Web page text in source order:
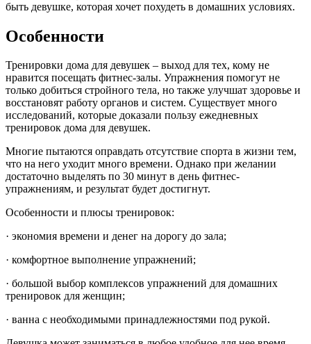
быть девушке, которая хочет похудеть в домашних условиях.
Особенности
Тренировки дома для девушек – выход для тех, кому не
нравится посещать фитнес-залы. Упражнения помогут не
только добиться стройного тела, но также улучшат здоровье и
восстановят работу органов и систем. Существует много
исследований, которые доказали пользу ежедневных
тренировок дома для девушек.
Многие пытаются оправдать отсутствие спорта в жизни тем,
что на него уходит много времени. Однако при желании
достаточно выделять по 30 минут в день фитнес-
упражнениям, и результат будет достигнут.
Особенности и плюсы тренировок:
· экономия времени и денег на дорогу до зала;
· комфортное выполнение упражнений;
· большой выбор комплексов упражнений для домашних
тренировок для женщин;
· ванна с необходимыми принадлежностями под рукой.